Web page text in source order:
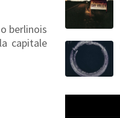
berlinois
capitale